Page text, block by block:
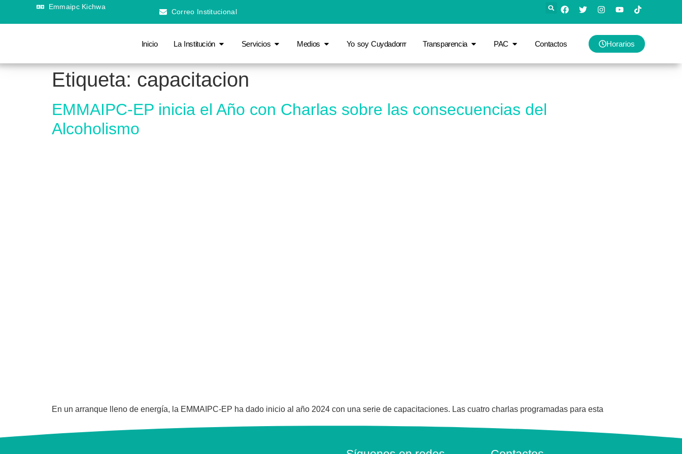
Emmaipc Kichwa
Correo Institucional
Inicio La Institución Servicios Medios Yo soy Cuydadorrr Transparencia PAC Contactos Horarios
Etiqueta: capacitacion
EMMAIPC-EP inicia el Año con Charlas sobre las consecuencias del
Alcoholismo
En un arranque lleno de energía, la EMMAIPC-EP ha dado inicio al año 2024 con una serie de capacitaciones. Las cuatro charlas programadas para esta